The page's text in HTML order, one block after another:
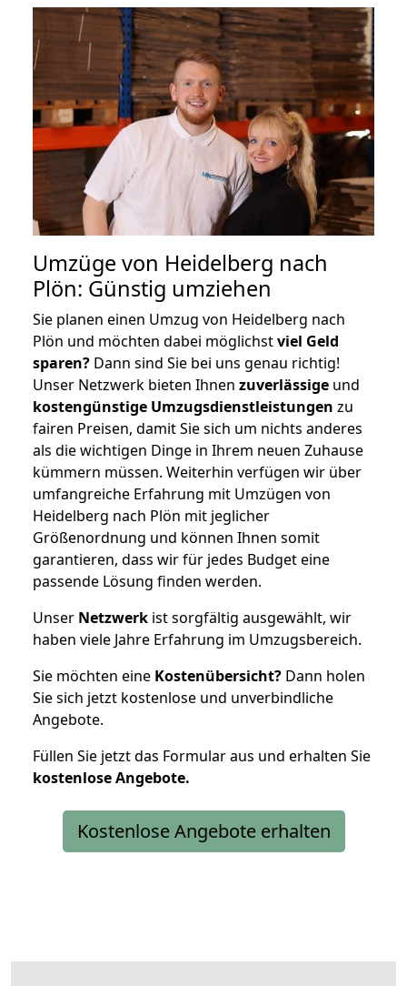
Umzüge von Heidelberg nach
Plön: Günstig umziehen
Sie planen einen Umzug von Heidelberg nach
Plön und möchten dabei möglichstviel Geld
sparen? Dann sind Sie bei uns genau richtig!
Unser Netzwerk bieten Ihnen zuverlässige und
kostengünstige Umzugsdienstleistungen zu
fairen Preisen, damit Sie sich um nichts anderes
als die wichtigen Dinge in Ihrem neuen Zuhause
kümmern müssen. Weiterhin verfügen wir über
umfangreiche Erfahrung mit Umzügen von
Heidelberg nach Plön mit jeglicher
Größenordnung und können Ihnen somit
garantieren, dass wir für jedes Budget eine
passende Lösung finden werden.
Unser Netzwerk ist sorgfältig ausgewählt, wir
haben viele Jahre Erfahrung im Umzugsbereich.
Sie möchten eine Kostenübersicht? Dann holen
Sie sich jetzt kostenlose und unverbindliche
Angebote.
Füllen Sie jetzt das Formular aus und erhalten Sie
kostenloseAngebote.
Kostenlose Angebote erhalten